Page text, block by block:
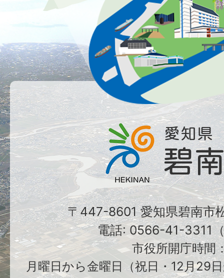
〒447-8601 愛知県碧南市
電話: 0566-41-3311
市役所開庁時間
月曜日から金曜日（祝日・12月29